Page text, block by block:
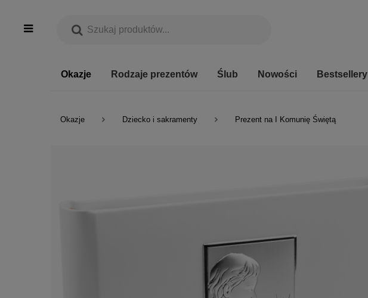
Okazje Rodzaje prezentów Ślub Nowości Bestsellery
Okazje Dziecko i sakramenty Prezent na I Komunię Świętą